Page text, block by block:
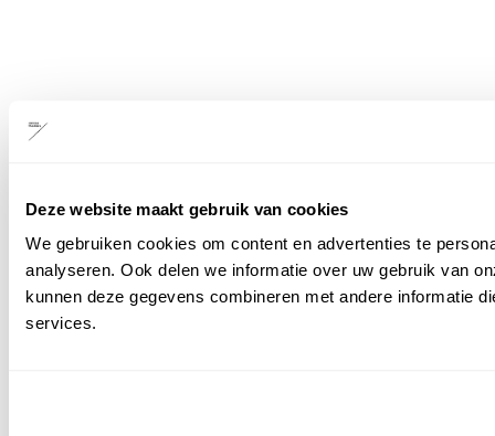
Deze website maakt gebruik van cookies
We gebruiken cookies om content en advertenties te
analyseren. Ook delen we informatie over uw gebruik van
kunnen deze gegevens combineren met andere informatie
services.